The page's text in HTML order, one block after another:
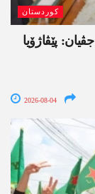
کوردستان
پێڤاژۆیا
2026-08-04